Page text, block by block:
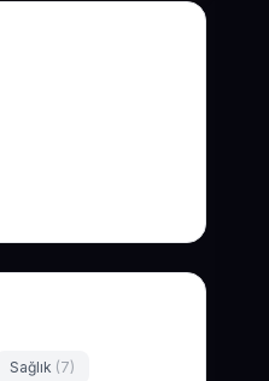
Sağlık (7)